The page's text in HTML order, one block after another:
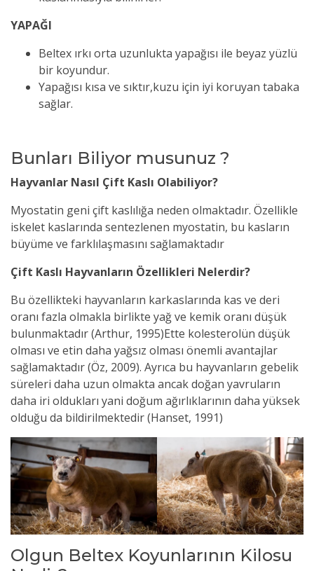
YAPAĞI
Beltex ırkı orta uzunlukta yapağısı ile beyaz yüzlü
bir koyundur.
Yapağısı kısa ve sıktır,kuzu için iyi koruyan tabaka
sağlar.
Bunları Biliyor musunuz ?
Hayvanlar Nasıl Çift Kaslı Olabiliyor?
Myostatin geni çift kaslılığa neden olmaktadır. Özellikle
iskelet kaslarında sentezlenen myostatin, bu kasların
büyüme ve farklılaşmasını sağlamaktadır
Çift Kaslı Hayvanların Özellikleri Nelerdir?
Bu özellikteki hayvanların karkaslarında kas ve deri
oranı fazla olmakla birlikte yağ ve kemik oranı düşük
bulunmaktadır (Arthur, 1995)Ette kolesterolün düşük
olması ve etin daha yağsız olması önemli avantajlar
sağlamaktadır (Öz, 2009). Ayrıca bu hayvanların gebelik
süreleri daha uzun olmakta ancak doğan yavruların
daha iri oldukları yani doğum ağırlıklarının daha yüksek
olduğu da bildirilmektedir (Hanset, 1991)
Olgun Beltex Koyunlarının Kilosu